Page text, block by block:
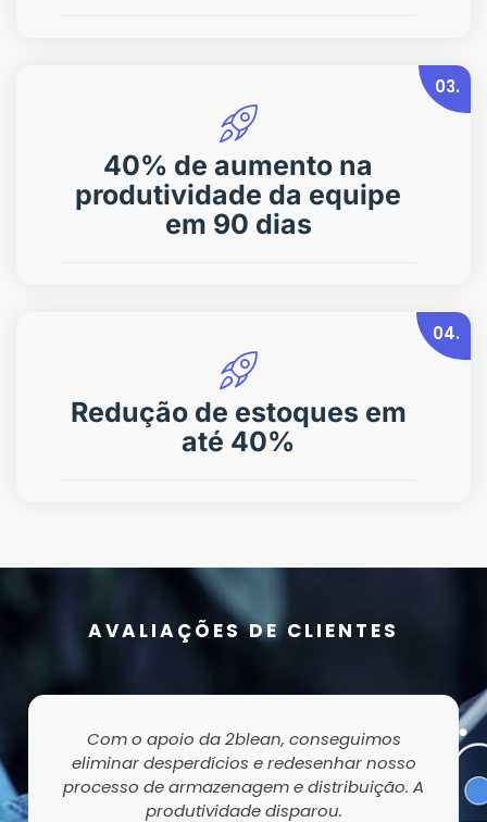
03.
40% de aumento na
produtividade da equipe
em 90 dias
04.
Redução de estoques em
até 40%
AVALIAÇÕES DE CLIENTES
Com o apoio da 2blean, conseguimos
eliminar desperdícios e redesenhar nosso
processo de armazenagem e distribuição. A
produtividade disparou.